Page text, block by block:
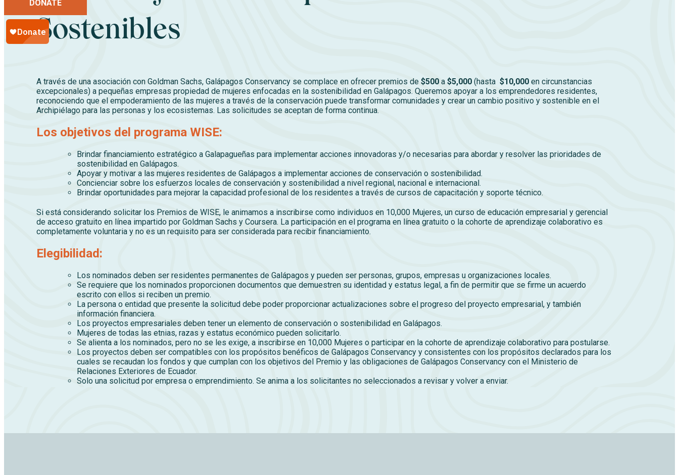
DONATE
Sostenibles
A través de una asociación con Goldman Sachs, Galápagos Conservancy se complace en ofrecer premios de $500 a $5,000 (hasta $10,000 en circunstancias
excepcionales) a pequeñas empresas propiedad de mujeres enfocadas en la sostenibilidad en Galápagos. Queremos apoyar a los emprendedores residentes,
reconociendo que el empoderamiento de las mujeres a través de la conservación puede transformar comunidades y crear un cambio positivo y sostenible en el
Archipiélago para las personas y los ecosistemas. Las solicitudes se aceptan de forma continua.
Los objetivos del programa WISE:
Brindar financiamiento estratégico a Galapagueñas para implementar acciones innovadoras y/o necesarias para abordar y resolver las prioridades de
sostenibilidad en Galápagos.
Apoyar y motivar a las mujeres residentes de Galápagos a implementar acciones de conservación o sostenibilidad.
Concienciar sobre los esfuerzos locales de conservación y sostenibilidad a nivel regional, nacional e internacional.
Brindar oportunidades para mejorar la capacidad profesional de los residentes a través de cursos de capacitación y soporte técnico.
Si está considerando solicitar los Premios de WISE, le animamos a inscribirse como individuos en 10,000 Mujeres, un curso de educación empresarial y gerencial
de acceso gratuito en línea impartido por Goldman Sachs y Coursera. La participación en el programa en línea gratuito o la cohorte de aprendizaje colaborativo es
completamente voluntaria y no es un requisito para ser considerada para recibir financiamiento.
Elegibilidad:
Los nominados deben ser residentes permanentes de Galápagos y pueden ser personas, grupos, empresas u organizaciones locales.
Se requiere que los nominados proporcionen documentos que demuestren su identidad y estatus legal, a fin de permitir que se firme un acuerdo
escrito con ellos si reciben un premio.
La persona o entidad que presente la solicitud debe poder proporcionar actualizaciones sobre el progreso del proyecto empresarial, y también
información financiera.
Los proyectos empresariales deben tener un elemento de conservación o sostenibilidad en Galápagos.
Mujeres de todas las etnias, razas y estatus económico pueden solicitarlo.
Se alienta a los nominados, pero no se les exige, a inscribirse en 10,000 Mujeres o participar en la cohorte de aprendizaje colaborativo para postularse.
Los proyectos deben ser compatibles con los propósitos benéficos de Galápagos Conservancy y consistentes con los propósitos declarados para los
cuales se recaudan los fondos y que cumplan con los objetivos del Premio y las obligaciones de Galápagos Conservancy con el Ministerio de
Relaciones Exteriores de Ecuador.
Solo una solicitud por empresa o emprendimiento. Se anima a los solicitantes no seleccionados a revisar y volver a enviar.